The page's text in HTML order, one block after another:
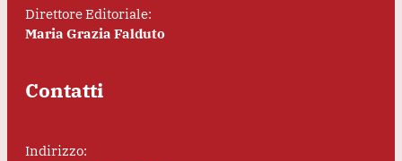
Direttore Editoriale:
Maria Grazia Falduto
Contatti
Indirizzo: